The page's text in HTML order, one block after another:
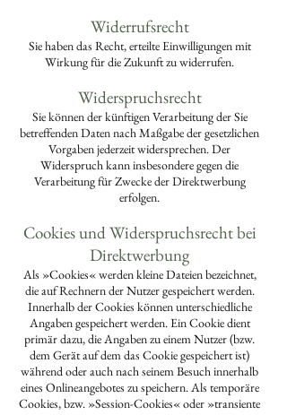
Widerrufsrecht
Sie haben das Recht, erteilte Einwilligungen mit
Wirkung für die Zukunft zu widerrufen.
Widerspruchsrecht
Sie können der künftigen Verarbeitung der Sie
betreffenden Daten nach Maßgabe der gesetzlichen
Vorgaben jederzeit widersprechen. Der
Widerspruch kann insbesondere gegen die
Verarbeitung für Zwecke der Direktwerbung
erfolgen.
Cookies und Widerspruchsrecht bei
Direktwerbung
Als »Cookies« werden kleine Dateien bezeichnet,
die auf Rechnern der Nutzer gespeichert werden.
Innerhalb der Cookies können unterschiedliche
Angaben gespeichert werden. Ein Cookie dient
primär dazu, die Angaben zu einem Nutzer (bzw.
dem Gerät auf dem das Cookie gespeichert ist)
während oder auch nach seinem Besuch innerhalb
eines Onlineangebotes zu speichern. Als temporäre
Cookies, bzw. »Session-Cookies« oder »transiente